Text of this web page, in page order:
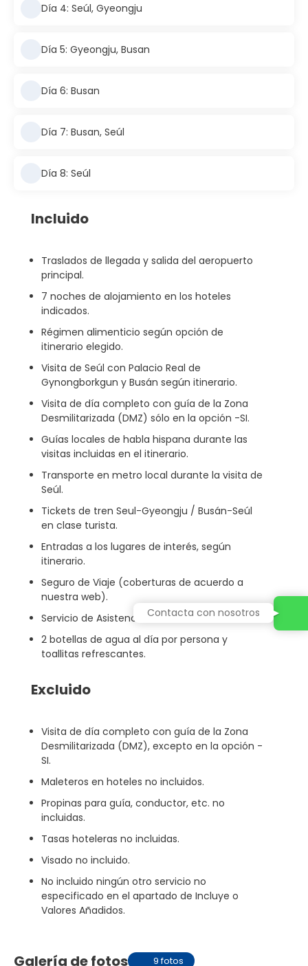
Día 4: Seúl, Gyeongju
Día 5: Gyeongju, Busan
Día 6: Busan
Día 7: Busan, Seúl
Día 8: Seúl
Incluido
Traslados de llegada y salida del aeropuerto
principal.
7 noches de alojamiento en los hoteles
indicados.
Régimen alimenticio según opción de
itinerario elegido.
Visita de Seúl con Palacio Real de
Gynongborkgun y Busán según itinerario.
Visita de día completo con guía de la Zona
Desmilitarizada (DMZ) sólo en la opción -SI.
Guías locales de habla hispana durante las
visitas incluidas en el itinerario.
Transporte en metro local durante la visita de
Seúl.
Tickets de tren Seul-Gyeongju / Busán-Seúl
en clase turista.
Entradas a los lugares de interés, según
itinerario.
Seguro de Viaje (coberturas de acuerdo a
nuestra web).
Servicio de Asistencia telefónica 24 HORAS.
2 botellas de agua al día por persona y
toallitas refrescantes.
Excluido
Visita de día completo con guía de la Zona
Desmilitarizada (DMZ), excepto en la opción -
SI.
Maleteros en hoteles no incluidos.
Propinas para guía, conductor, etc. no
incluidas.
Tasas hoteleras no incluidas.
Visado no incluido.
No incluido ningún otro servicio no
especificado en el apartado de Incluye o
Valores Añadidos.
Galería de fotos 9 fotos
Contacta con nosotros